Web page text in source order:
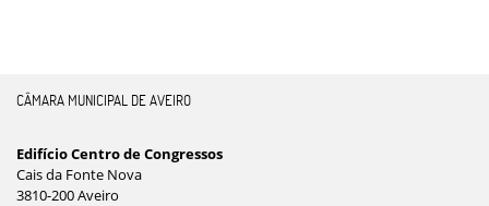
CÂMARA MUNICIPAL DE AVEIRO
Edifício Centro de Congressos
Cais da Fonte Nova
3810-200 Aveiro